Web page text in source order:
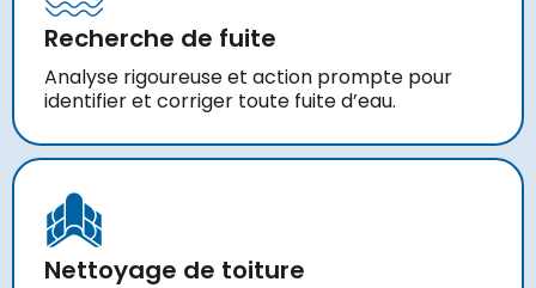
Recherche de fuite
Analyse rigoureuse et action prompte pour
identifier et corriger toute fuite d’eau.
Nettoyage de toiture